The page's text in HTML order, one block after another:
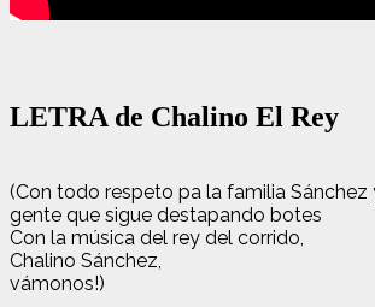
LETRA de Chalino El Rey
(Con todo respeto pa la familia Sánchez
gente que sigue destapando botes
Con la música del rey del corrido,
Chalino Sánchez,
vámonos!)